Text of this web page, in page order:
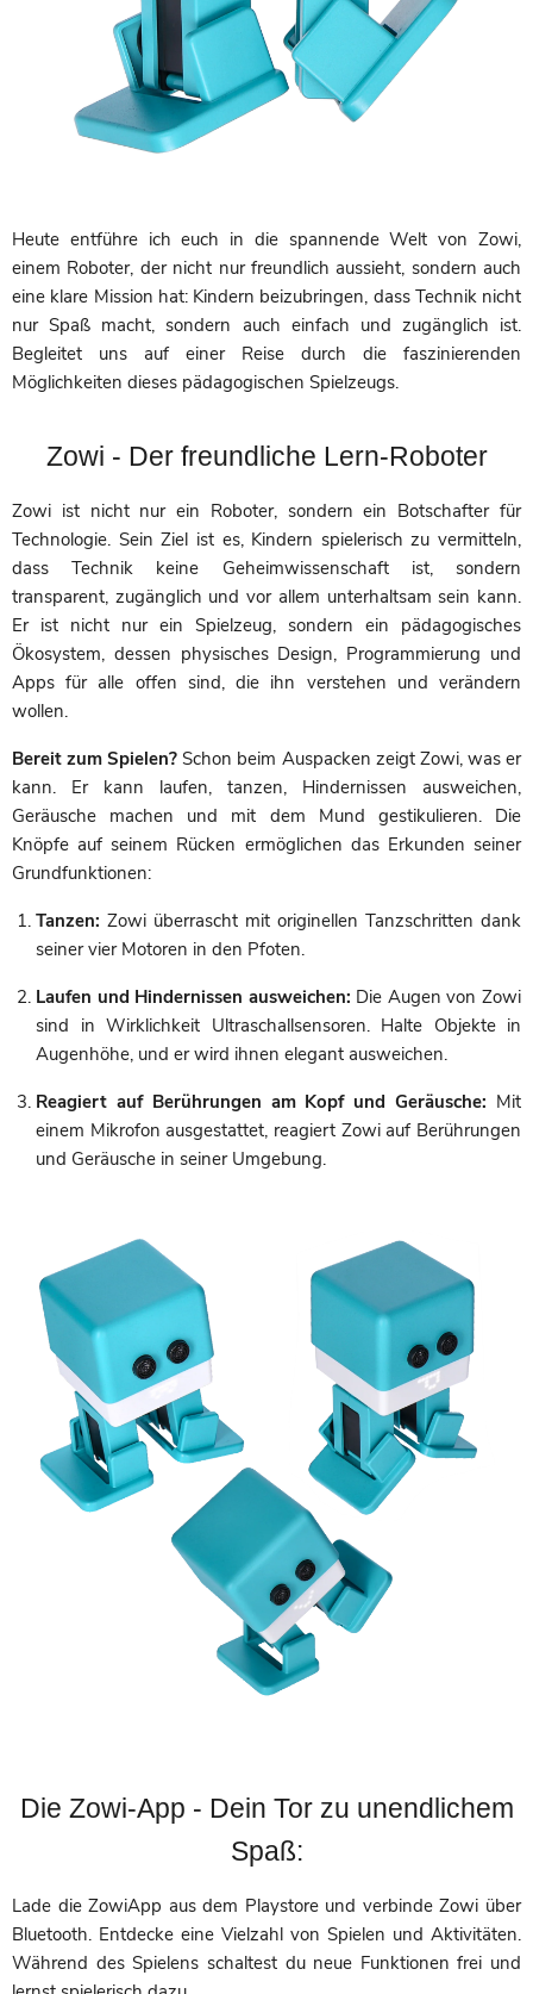
Heute entführe ich euch in die spannende Welt von Zowi,
einem Roboter, der nicht nur freundlich aussieht, sondern auch
eine klare Mission hat: Kindern beizubringen, dass Technik nicht
nur Spaß macht, sondern auch einfach und zugänglich ist.
Begleitet uns auf einer Reise durch die faszinierenden
Möglichkeiten dieses pädagogischen Spielzeugs.
Zowi - Der freundliche Lern-Roboter
Zowi ist nicht nur ein Roboter, sondern ein Botschafter für
Technologie. Sein Ziel ist es, Kindern spielerisch zu vermitteln,
dass Technik keine Geheimwissenschaft ist, sondern
transparent, zugänglich und vor allem unterhaltsam sein kann.
Er ist nicht nur ein Spielzeug, sondern ein pädagogisches
Ökosystem, dessen physisches Design, Programmierung und
Apps für alle offen sind, die ihn verstehen und verändern
wollen.
Bereit zum Spielen?Schon beim Auspacken zeigt Zowi, was er
kann. Er kann laufen, tanzen, Hindernissen ausweichen,
Geräusche machen und mit dem Mund gestikulieren. Die
Knöpfe auf seinem Rücken ermöglichen das Erkunden seiner
Grundfunktionen:
Tanzen: Zowi überrascht mit originellen Tanzschritten dank
seiner vier Motoren in den Pfoten.
Laufen und Hindernissen ausweichen: Die Augen von Zowi
sind in Wirklichkeit Ultraschallsensoren. Halte Objekte in
Augenhöhe, und er wird ihnen elegant ausweichen.
Reagiert auf Berührungen am Kopf und Geräusche: Mit
einem Mikrofon ausgestattet, reagiert Zowi auf Berührungen
und Geräusche in seiner Umgebung.
Die Zowi-App - Dein Tor zu unendlichem
Spaß:
Lade die ZowiApp aus dem Playstore und verbinde Zowi über
Bluetooth. Entdecke eine Vielzahl von Spielen und Aktivitäten.
Während des Spielens schaltest du neue Funktionen frei und